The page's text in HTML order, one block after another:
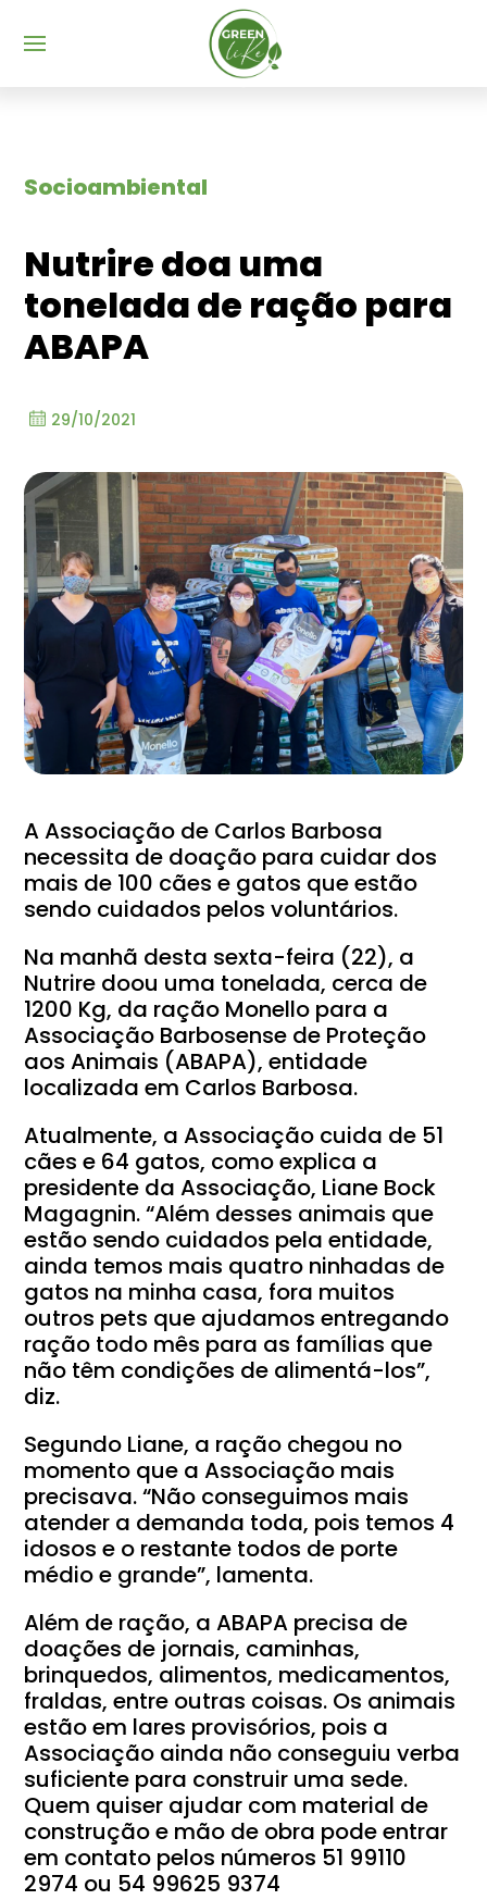
Socioambiental
Nutrire doa uma
tonelada de ração para
ABAPA
29/10/2021
A Associação de Carlos Barbosa
necessita de doação para cuidar dos
mais de 100 cães e gatos que estão
sendo cuidados pelos voluntários.
Na manhã desta sexta-feira (22), a
Nutrire doou uma tonelada, cerca de
1200 Kg, da ração Monello para a
Associação Barbosense de Proteção
aos Animais (ABAPA), entidade
localizada em Carlos Barbosa.
Atualmente, a Associação cuida de 51
cães e 64 gatos, como explica a
presidente da Associação, Liane Bock
Magagnin. “Além desses animais que
estão sendo cuidados pela entidade,
ainda temos mais quatro ninhadas de
gatos na minha casa, fora muitos
outros pets que ajudamos entregando
ração todo mês para as famílias que
não têm condições de alimentá-los”,
diz.
Segundo Liane, a ração chegou no
momento que a Associação mais
precisava. “Não conseguimos mais
atender a demanda toda, pois temos 4
idosos e o restante todos de porte
médio e grande”, lamenta.
Além de ração, a ABAPA precisa de
doações de jornais, caminhas,
brinquedos, alimentos, medicamentos,
fraldas, entre outras coisas. Os animais
estão em lares provisórios, pois a
Associação ainda não conseguiu verba
suficiente para construir uma sede.
Quem quiser ajudar com material de
construção e mão de obra pode entrar
em contato pelos números 51 99110
2974 ou 54 99625 9374